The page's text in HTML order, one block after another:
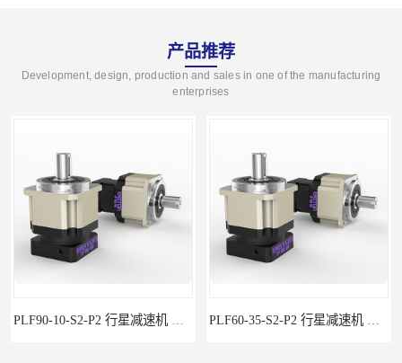
产品推荐
Development, design, production and sales in one of the manufacturing
enterprises